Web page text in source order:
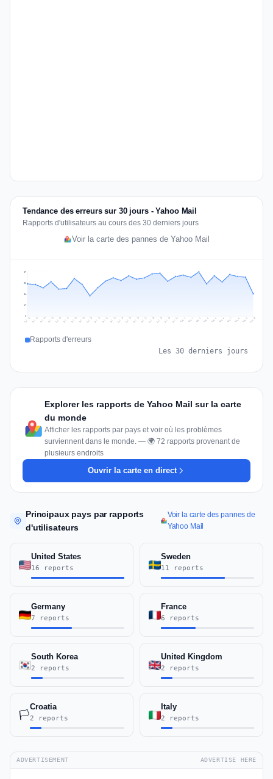
Tendance des erreurs sur 30 jours - Yahoo Mail
Rapports d'utilisateurs au cours des 30 derniers jours
Voir la carte des pannes de Yahoo Mail
17
34
50
67
Jul 12 Jul 13 Jul 14 Jul 15 Jul 16 Jul 17 Jul 18 Jul 19 Jul 20 Jul 21 Jul 22 Jul 23 Jul 24 Jul 25 Jul 26 Jul 27 Jul 28 Jul 29 Jul 30 Jul 31 Aug 1 Aug 2 Aug 3 Aug 4 Aug 5 Aug 6 Aug 7 Aug 8 Aug 9 Aug 10
Rapports d'erreurs
Les 30 derniers jours
Explorer les rapports de Yahoo Mail sur la carte
du monde
Afficher les rapports par pays et voir où les problèmes
surviennent dans le monde. — 🌍 72 rapports provenant de
plusieurs endroits
Ouvrir la carte en direct
Principaux pays par rapports
d'utilisateurs
Voir la carte des pannes de
Yahoo Mail
United States
16 reports
Sweden
11 reports
Germany
7 reports
France
6 reports
South Korea
2 reports
United Kingdom
2 reports
🏳️
Croatia
2 reports
Italy
2 reports
ADVERTISEMENT ADVERTISE HERE